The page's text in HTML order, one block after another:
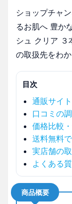
ショップチャ
るお肌へ 豊か
シュ クリア ３
の取扱先をわ
目次
通販サイ
口コミの
価格比較
送料無料
実店舗の
よくある質
商品概要